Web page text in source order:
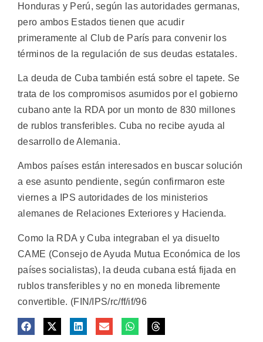
Honduras y Perú, según las autoridades germanas,
pero ambos Estados tienen que acudir
primeramente al Club de París para convenir los
términos de la regulación de sus deudas estatales.
La deuda de Cuba también está sobre el tapete. Se
trata de los compromisos asumidos por el gobierno
cubano ante la RDA por un monto de 830 millones
de rublos transferibles. Cuba no recibe ayuda al
desarrollo de Alemania.
Ambos países están interesados en buscar solución
a ese asunto pendiente, según confirmaron este
viernes a IPS autoridades de los ministerios
alemanes de Relaciones Exteriores y Hacienda.
Como la RDA y Cuba integraban el ya disuelto
CAME (Consejo de Ayuda Mutua Económica de los
países socialistas), la deuda cubana está fijada en
rublos transferibles y no en moneda libremente
convertible. (FIN/IPS/rc/ff/if/96